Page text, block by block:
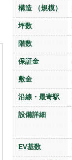
構造 （規模）
坪数
階数
保証金
敷金
沿線・最寄駅
設備詳細
EV基数